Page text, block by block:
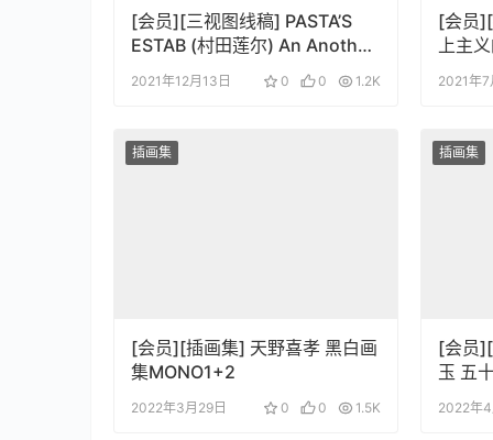
[会员][三视图线稿] PASTA’S
ESTAB (村田莲尔) An Another
Thing
2021年12月13日 0 0 1.2K
[会员
上主
2021年7
插画集
[会员][插画集] 天野喜孝 黑白画
集MONO1+2
2022年3月29日 0 0 1.5K
插画集
[会员
玉 五
2022年4